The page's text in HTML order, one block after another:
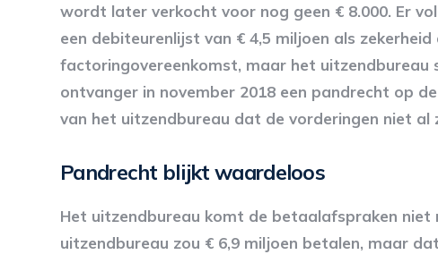
wordt later verkocht voor nog geen € 8.000. Er
een debiteurenlijst van € 4,5 miljoen als
factoringovereenkomst, maar het
ontvanger in november 2018 een pandrecht op
van het uitzendbureau dat de vorderingen niet al
Pandrecht blijkt waardeloos
Het uitzendbureau komt de betaalafspraken niet
uitzendbureau zou € 6,9 miljoen betalen, maar